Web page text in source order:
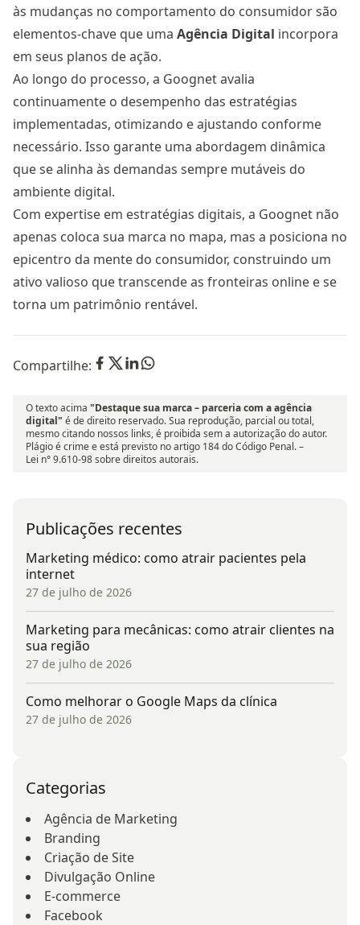
às mudanças no comportamento do consumidor são
elementos-chave que uma Agência Digital incorpora
em seus planos de ação.
Ao longo do processo, a Goognetavalia
continuamente o desempenho das estratégias
implementadas, otimizando e ajustando conforme
necessário. Isso garante uma abordagem dinâmica
que se alinha às demandas sempre mutáveis do
ambiente digital.
Com expertise em estratégias digitais, a Goognet não
apenas coloca sua marca no mapa, mas a posiciona no
epicentro da mente do consumidor, construindo um
ativo valioso que transcende as fronteiras online e se
torna um patrimônio rentável.
Compartilhe:
O texto acima "Destaque sua marca – parceria com a agência
digital" é de direito reservado. Sua reprodução, parcial ou total,
mesmo citando nossos links, é proibida sem a autorização do autor.
Plágio é crime e está previsto no artigo 184 do Código Penal. –
Lei n° 9.610-98 sobre direitos autorais.
Publicações recentes
Marketing médico: como atrair pacientes pela
internet
27 de julho de 2026
Marketing para mecânicas: como atrair clientes na
sua região
27 de julho de 2026
Como melhorar o Google Maps da clínica
27 de julho de 2026
Categorias
Agência de Marketing
Branding
Criação de Site
Divulgação Online
E-commerce
Facebook